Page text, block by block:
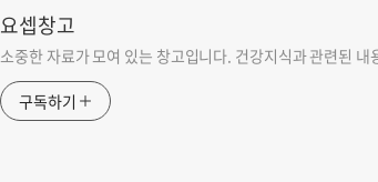
요셉창고
소중한 자료가 모여 있는 창고입니다. 건강지식과 관련된 내
구독하기